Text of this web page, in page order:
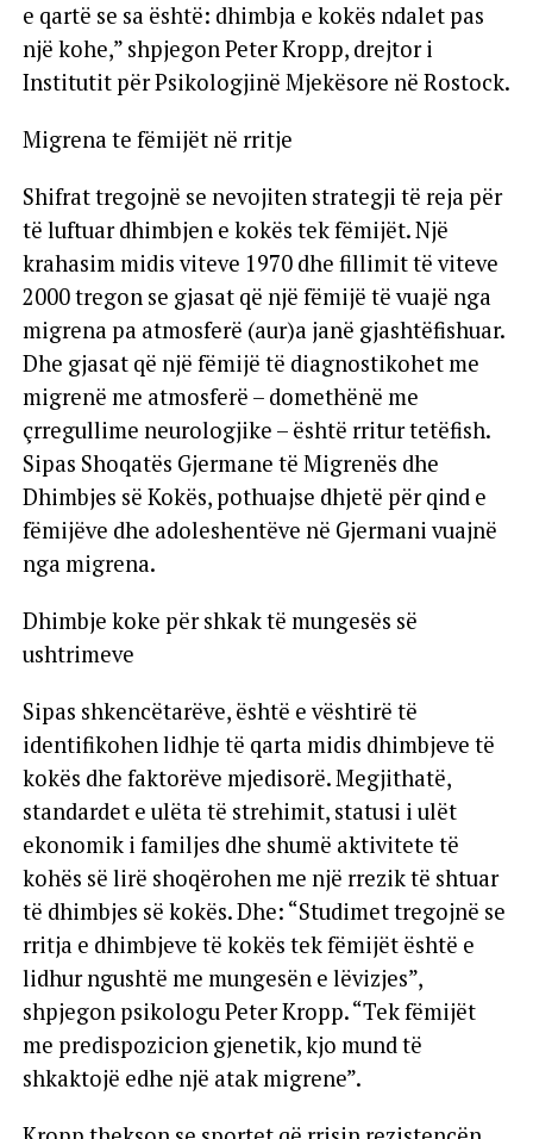
e qartë se sa është: dhimbja e kokës ndalet pas
një kohe,” shpjegon Peter Kropp, drejtor i
Institutit për Psikologjinë Mjekësore në Rostock.
Migrena te fëmijët në rritje
Shifrat tregojnë se nevojiten strategji të reja për
të luftuar dhimbjen e kokës tek fëmijët. Një
krahasim midis viteve 1970 dhe fillimit të viteve
2000 tregon se gjasat që një fëmijë të vuajë nga
migrena pa atmosferë (aur)a janë gjashtëfishuar.
Dhe gjasat që një fëmijë të diagnostikohet me
migrenë me atmosferë – domethënë me
çrregullime neurologjike – është rritur tetëfish.
Sipas Shoqatës Gjermane të Migrenës dhe
Dhimbjes së Kokës, pothuajse dhjetë për qind e
fëmijëve dhe adoleshentëve në Gjermani vuajnë
nga migrena.
Dhimbje koke për shkak të mungesës së
ushtrimeve
Sipas shkencëtarëve, është e vështirë të
identifikohen lidhje të qarta midis dhimbjeve të
kokës dhe faktorëve mjedisorë. Megjithatë,
standardet e ulëta të strehimit, statusi i ulët
ekonomik i familjes dhe shumë aktivitete të
kohës së lirë shoqërohen me një rrezik të shtuar
të dhimbjes së kokës. Dhe: “Studimet tregojnë se
rritja e dhimbjeve të kokës tek fëmijët është e
lidhur ngushtë me mungesën e lëvizjes”,
shpjegon psikologu Peter Kropp. “Tek fëmijët
me predispozicion gjenetik, kjo mund të
shkaktojë edhe një atak migrene”.